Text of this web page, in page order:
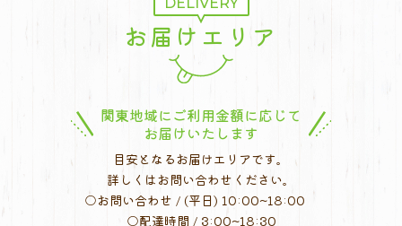
お届けエリア
関東地域にご利用金額に応じて
お届けいたします
目安となるお届けエリアです。
詳しくはお問い合わせください。
○お問い合わせ / (平日) 10:00~18:00
○配達時間 / 3:00~18:30